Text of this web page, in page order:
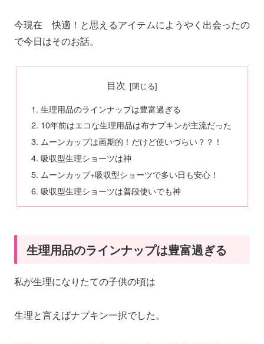
今現在 快適！と思えるアイテムにようやく出会ったの
で今日はそのお話。
目次
生理用品のラインナップは豊富過ぎる
10年前はエコな生理用品は布ナプキンが主流だった
ムーンカップは画期的！だけど使いづらい？？！
吸収型生理ショーツは神
ムーンカップ+吸収型ショーツで多い日も安心！
吸収型生理ショーツは普段使いでも神
生理用品のラインナップは豊富過ぎる
私が生理になりたての子供の頃は
生理と言えばナプキン一択でした。